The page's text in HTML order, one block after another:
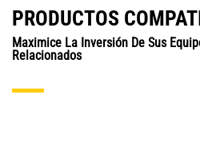
PRODUCTOS
Maximice La Inversión De Sus
Relacionados